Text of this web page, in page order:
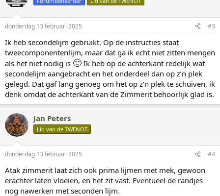
donderdag 13 februari 2025 #3
Ik heb secondelijm gebruikt. Op de instructies staat
tweecomponentenlijm, maar dat ga ik echt niet zitten mengen
als het niet nodig is 🙂 Ik heb op de achterkant redelijk wat
secondelijm aangebracht en het onderdeel dan op z’n plek
gelegd. Dat gaf lang genoeg om het op z’n plek te schuiven, ik
denk omdat de achterkant van de Zimmerit behoorlijk glad is.
Jan Peters
Lid van de TWENOT
donderdag 13 februari 2025 #4
Atak zimmerit laat zich ook prima lijmen met mek, gewoon
erachter laten vloeien, en het zit vast. Eventueel de randjes
nog nawerken met seconden lijm.